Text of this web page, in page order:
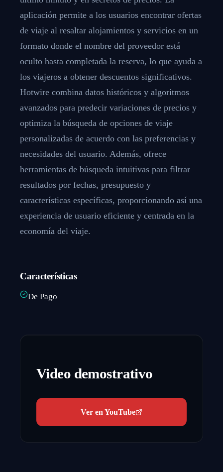
aplicación permite a los usuarios encontrar ofertas
de viaje al resaltar alojamientos y servicios en un
formato donde el nombre del proveedor está
oculto hasta completada la reserva, lo que ayuda a
los viajeros a obtener descuentos significativos.
Hotwire combina datos históricos y algoritmos
avanzados para predecir variaciones de precios y
optimiza la búsqueda de opciones de viaje
personalizadas de acuerdo con las preferencias y
necesidades del usuario. Además, ofrece
herramientas de búsqueda intuitivas para filtrar
resultados por fechas, presupuesto y
características específicas, proporcionando así una
experiencia de usuario eficiente y centrada en la
economía del viaje.
Características
De Pago
Video demostrativo
Ver en YouTube